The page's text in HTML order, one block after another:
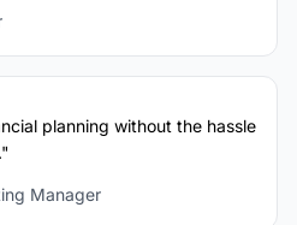
planning without the hassle
Manager